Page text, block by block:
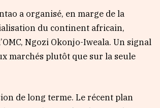
a organisé, en marge de la
du continent africain,
Ngozi Okonjo-Iweala. Un signal
marchés plutôt que sur la seule
de long terme. Le récent plan